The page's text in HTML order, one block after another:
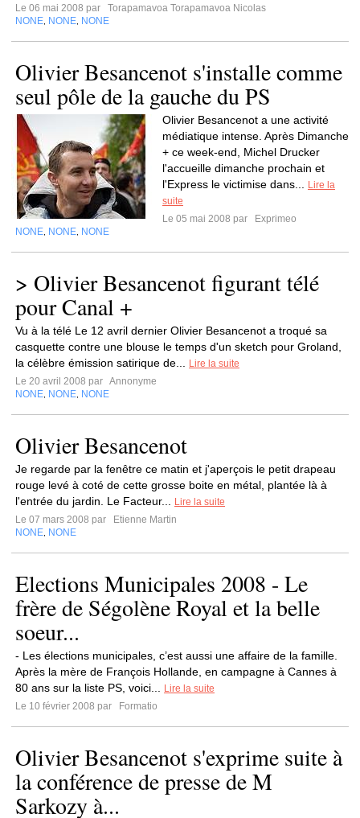
Le 06 mai 2008 par
Torapamavoa Torapamavoa Nicolas
NONE NONE NONE
Olivier Besancenot s'installe comme
seul pôle de la gauche du PS
Olivier Besancenot a une activité
médiatique intense. Après Dimanche
+ ce week-end, Michel Drucker
l'accueille dimanche prochain et
l'Express le victimise dans...
Lire la
suite
Le 05 mai 2008 par
Exprimeo
NONE NONE NONE
> Olivier Besancenot figurant télé
pour Canal +
Vu à la télé Le 12 avril dernier Olivier Besancenot a troqué sa
casquette contre une blouse le temps d'un sketch pour Groland,
la célèbre émission satirique de...
Lire la suite
Le 20 avril 2008 par Annonyme
NONE NONE NONE
Olivier Besancenot
Je regarde par la fenêtre ce matin et j'aperçois le petit drapeau
rouge levé à coté de cette grosse boite en métal, plantée là à
l'entrée du jardin. Le Facteur...
Lire la suite
Le 07 mars 2008 par
Etienne Martin
NONE NONE
Elections Municipales 2008 - Le
frère de Ségolène Royal et la belle
soeur...
- Les élections municipales, c’est aussi une affaire de la famille.
Après la mère de François Hollande, en campagne à Cannes à
80 ans sur la liste PS, voici...
Lire la suite
Le 10 février 2008 par
Formatio
Olivier Besancenot s'exprime suite à
la conférence de presse de M
Sarkozy à...